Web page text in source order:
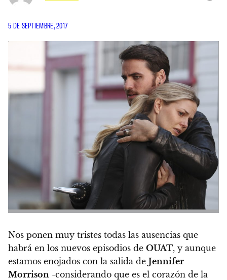
5 DE SEPTIEMBRE, 2017
Nos ponen muy tristes todas las ausencias que
habrá en los nuevos episodios de OUAT, y aunque
estamos enojados con la salida de Jennifer
Morrison -considerando que es el corazón de la